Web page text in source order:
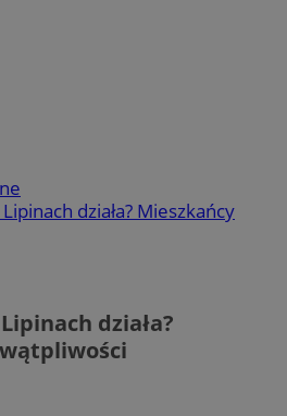
działa? Mieszkańcy
działa?